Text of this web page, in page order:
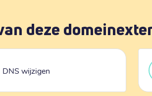
deze
DNS wijzigen